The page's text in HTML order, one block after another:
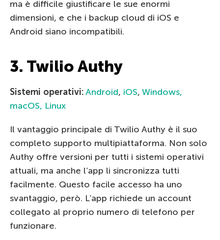
ma è difficile giustificare le sue enormi
dimensioni, e che i backup cloud di iOS e
Android siano incompatibili.
3. Twilio Authy
Sistemi operativi:Android, iOS, Windows,
macOS, Linux
Il vantaggio principale di Twilio Authy è il suo
completo supporto multipiattaforma. Non solo
Authy offre versioni per tutti i sistemi operativi
attuali, ma anche l’app li sincronizza tutti
facilmente. Questo facile accesso ha uno
svantaggio, però. L’app richiede un account
collegato al proprio numero di telefono per
funzionare.